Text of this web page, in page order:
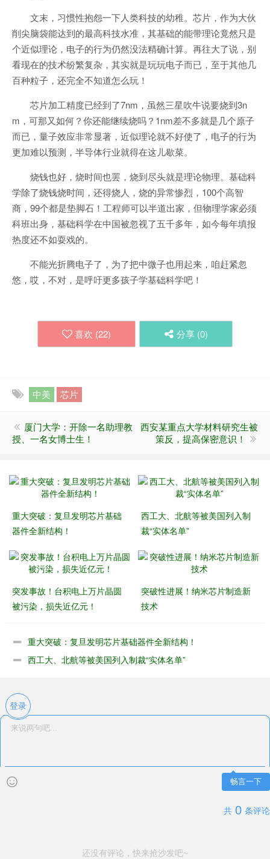
文末，习惯性抱怨一下人类科技的幼稚。芯片，作为大伙
削尖脑袋能达到的最高科技水准，其基础的能带理论竟然只是
个近似理论，电子的行为仍然没法精确计算。再往大了说，别
看现在的技术纷繁复杂，其实就是玩玩电子而已，至于其他几
百种粒子，还完全不知道怎么玩！
芯片加工精度已经到了7nm，虽然三星吹牛说要烧到3n
m，可那又如何？你还能继续烧吗？1nm差不多就是几个原子
而已，量子效应非常显著，近似理论就不好使了，电子的行为
更加难以预测，半导体行业就得在这儿歇菜。
烧钱也好，烧时间也罢，烧到尽头就是理论物理。基础科
学除了烧钱烧时间，还得烧人，烧的异常惨烈，100个高智
商，99个都是垫脚石！工程师可以半道出家，但物理学家必须
科班出身，基础科学在中国被忽视了五千多年，如今每年填报
热度还不如耍戏的。
不能光折腾电子了，为了把中微子也用起来，咱赶紧忽
悠，哎，不对，是呼吁更多孩子学基础科学吧！
喜欢 (22) 分享 (0)
中美 芯片
厦门大学：开除一名助理教
授、一名女博士生！
西安某重点大学材料研究生被
策反，提高保密意识！
重大突破：复旦发明芯片基础
器件全新结构！
西工大、北航等被美国列入制
裁“实体名单”
突发事故！台积电上万片晶圆
被污染，损失近亿元！
突破性进展！纳米芯片制造新
技术
重大突破：复旦发明芯片基础器件全新结构！
西工大、北航等被美国列入制裁“实体名单”
登录
畅言一下
共 0 条评论
还没有评论，快来抢沙发吧~